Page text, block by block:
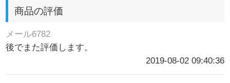
商品の評価
メール6782
後でまた評価します。
2019-08-02 09:40:36